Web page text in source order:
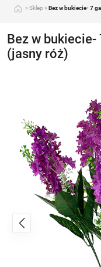
» Sklep » Bez w bukiecie- 7
Bez w bukiecie-
(jasny róż)